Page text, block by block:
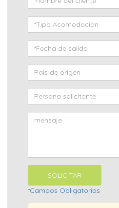
*Campos Obligatorios